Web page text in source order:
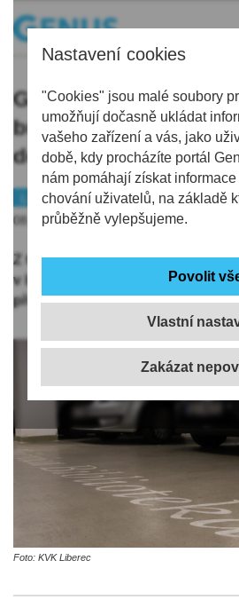
Nastavení cookies
"Cookies" jsou malé soubory
umožňují dočasně ukládat
vašeho zařízení a vás, jako
době, kdy procházíte portál
nám pomáhají získat
chování uživatelů, na základě
průběžně vylepšujeme.
Vlastní
Garáže v budově
budou v termínu 15.
dočasné uzavřené
Doprava
Liberec
08.09.2025 | 5:45
Z technických důvodů budou
v budově Krajské vědecké
přechodně uzavřeny, a to v
Foto: KVK Liberec